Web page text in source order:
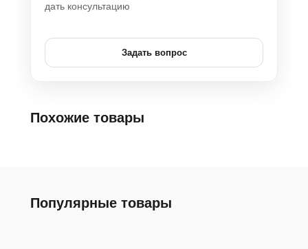
дать консультацию
Задать вопрос
Похожие товары
Популярные товары